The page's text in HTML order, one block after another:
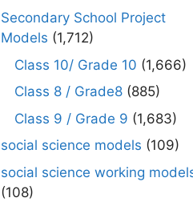
Secondary School Project
Models (1,712)
Class 10/ Grade 10 (1,666)
Class 8 / Grade8 (885)
Class 9 / Grade 9 (1,683)
social science models (109)
social science working
(108)